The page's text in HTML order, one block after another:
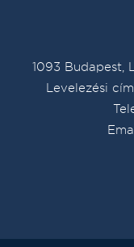
1093 Budapest,
Levelezési